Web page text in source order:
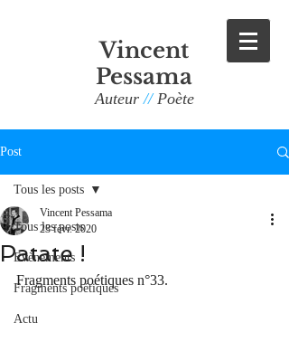
Vincent
Pessama
Auteur//Poète
Post
Tous les posts
Evènements
Fragments poétiques
Actu
Tous les posts
Patate !
Vincent Pessama
23 févr. 2020
Fragments poétiques n°33.